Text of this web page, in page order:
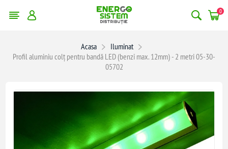
0
Acasa
Iluminat
Profil aluminiu colț pentru bandă LED (benzi max. 12mm) - 2 metri 05-30-
05702